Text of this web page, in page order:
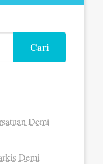
Cari
Demi
Demi